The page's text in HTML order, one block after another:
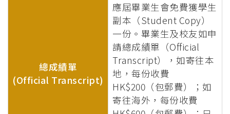
總成績單
(Official Transcript)
應屆畢業生會免費獲學生
副本（Student Copy）
一份。畢業生及校友如申
請總成績單（Official
Transcript），如寄往本
地，每份收費
HK$200（包郵費）；如
寄往海外，每份收費